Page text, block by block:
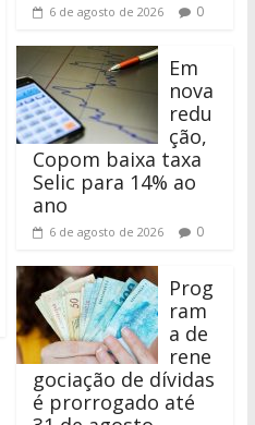
6 de agosto de 2026 0
Em
nova
redu
ção,
Copom baixa taxa
Selic para 14% ao
ano
6 de agosto de 2026 0
Prog
ram
a de
rene
gociação de dívidas
é prorrogado até